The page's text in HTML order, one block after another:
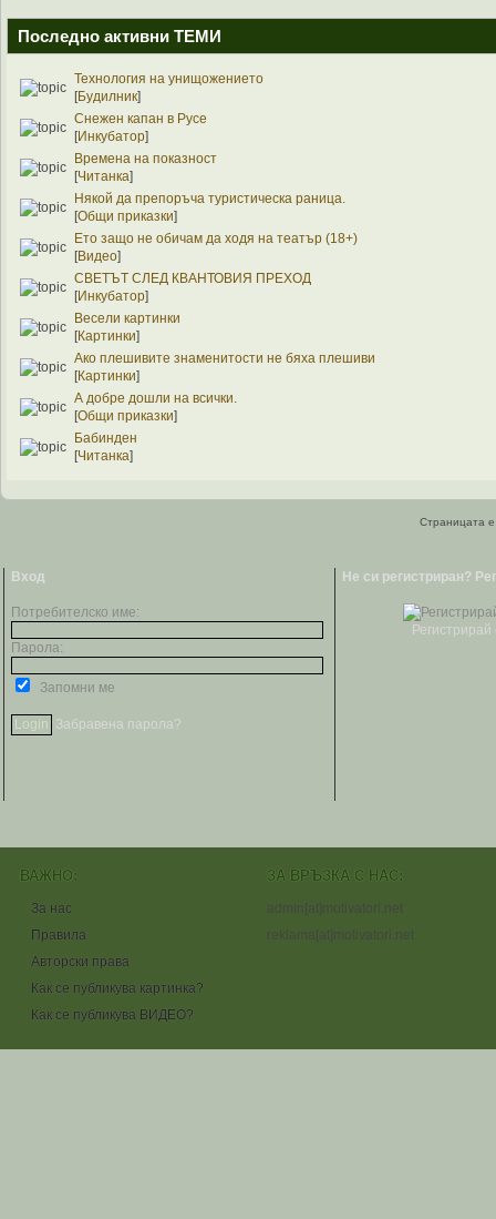
Последно активни ТЕМИ
Технология на унищожението
[Будилник]
Снежен капан в Русе
[Инкубатор]
Времена на показност
[Читанка]
Някой да препоръча туристическа раница.
[Общи приказки]
Ето защо не обичам да ходя на театър (18+)
[Видео]
СВЕТЪТ СЛЕД КВАНТОВИЯ ПРЕХОД
[Инкубатор]
Весели картинки
[Картинки]
Ако плешивите знаменитости не бяха плешиви
[Картинки]
А добре дошли на всички.
[Общи приказки]
Бабинден
[Читанка]
Страницата е
Вход
Потребителско име:
Парола:
Запомни ме
Забравена парола?
Не си регистриран?
Регистрирай
ВАЖНО:
За нас
Правила
Авторски права
Как се публикува картинка?
Как се публикува ВИДЕО?
ЗА ВРЪЗКА С НАС:
admin[at]motivatori.net
reklama[at]motivatori.net